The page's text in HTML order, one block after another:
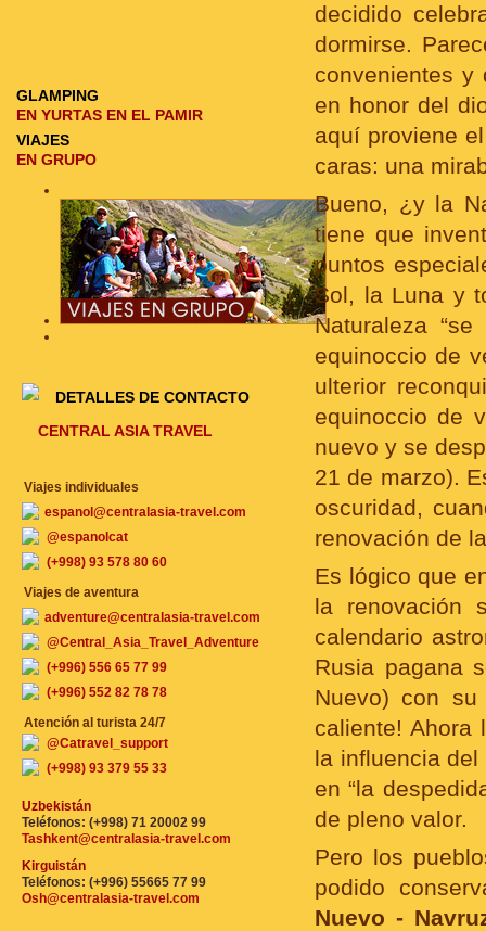
decidido
dormirse.
convenientes y
en honor del
aquí proviene
caras: una
Bueno, ¿y la
tiene que
puntos
Sol, la Luna y
Naturaleza
equinoccio de
ulterior
equinoccio de
nuevo y se
21 de marzo).
oscuridad,
renovación de
Es lógico que
la renovación
calendario
Rusia pagana
Nuevo) con
caliente! Ahora
la influencia
en “la
de pleno valor.
Pero los
podido
Nuevo -
GLAMPING
EN YURTAS EN EL PAMIR
VIAJES
EN GRUPO
DETALLES DE CONTACTO
CENTRAL ASIA TRAVEL
Viajes individuales
espanol@centralasia-travel.com
@espanolcat
(+998) 93 578 80 60
Viajes de aventura
adventure@centralasia-travel.com
@Central_Asia_Travel_Adventure
(+996) 556 65 77 99
(+996) 552 82 78 78
Atención al turista 24/7
@Catravel_support
(+998) 93 379 55 33
Uzbekistán
Teléfonos: (+998) 71 20002 99
Tashkent@centralasia-travel.com
Kirguistán
Teléfonos: (+996) 55665 77 99
Osh@centralasia-travel.com